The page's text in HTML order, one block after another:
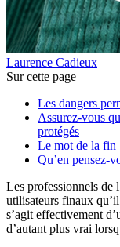
Laurence Cadieux
Sur cette page
Les dangers
Assurez-vous
protégés
Le mot de la fin
Qu’en pensez-
Les professionnels de
utilisateurs finaux
s’agit effectivement
d’autant plus vrai